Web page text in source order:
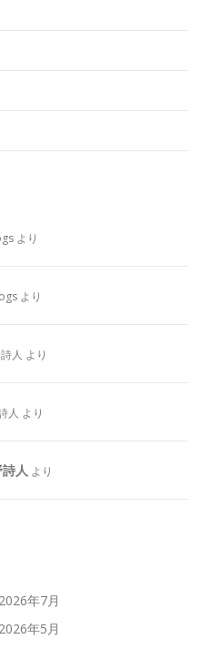
より
より
人 より
人 より
人 より
2026年7月
2026年5月